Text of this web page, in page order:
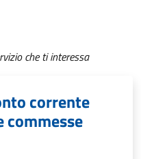
che ti interessa
corrente
commesse